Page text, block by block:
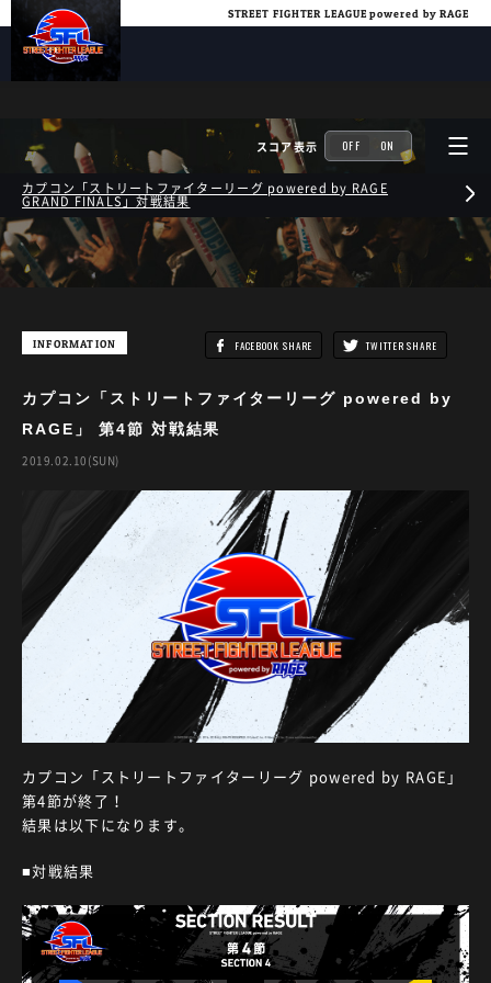
STREET FIGHTER LEAGUE powered by RAGE
スコア表示 OFF ON
カプコン「ストリートファイターリーグ powered by RAGE
GRAND FINALS」対戦結果
ABOUTLEAGUE
SCHEDULE
NEWS
INFORMATION FACEBOOK SHARE TWITTER SHARE
カプコン「ストリートファイターリーグ powered by
RAGE」 第4節 対戦結果
2019.02.10(SUN)
カプコン「ストリートファイターリーグ powered by RAGE」
第4節が終了！
結果は以下になります。
■対戦結果